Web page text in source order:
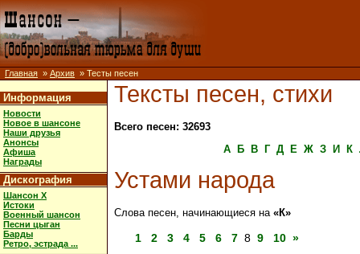
Главная » Архив » Тесты песен
Информация
Новости
Новое в шансоне
Наши друзья
Анонсы
Афиша
Награды
Дискография
Шансон X
Истоки
Военный шансон
Песни цыган
Барды
Ретро, эстрада ...
Тексты песен, стихи
Всего песен: 32693
А
Б В Г Д Е Ж З И К
Устами народа
Слова песен, начинающиеся на «К»
1 2 3 4 5 6 7 8 9 10 »